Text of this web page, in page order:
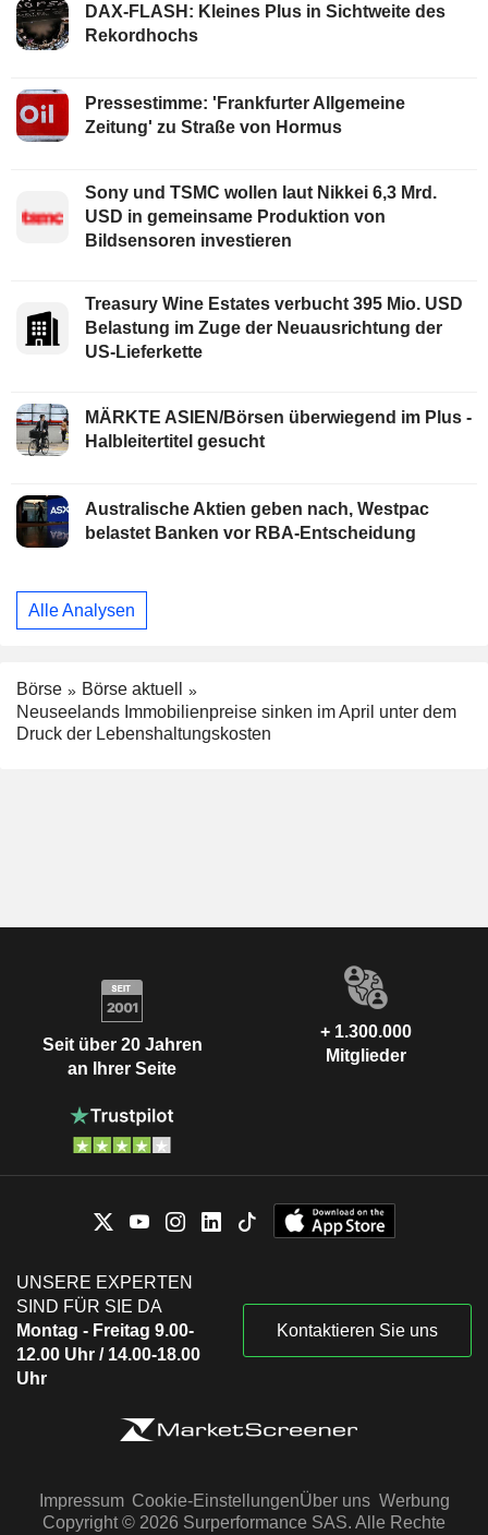
DAX-FLASH: Kleines Plus in Sichtweite des
Rekordhochs
Pressestimme: 'Frankfurter Allgemeine
Zeitung' zu Straße von Hormus
Sony und TSMC wollen laut Nikkei 6,3 Mrd.
USD in gemeinsame Produktion von
Bildsensoren investieren
Treasury Wine Estates verbucht 395 Mio. USD
Belastung im Zuge der Neuausrichtung der
US-Lieferkette
MÄRKTE ASIEN/Börsen überwiegend im Plus -
Halbleitertitel gesucht
Australische Aktien geben nach, Westpac
belastet Banken vor RBA-Entscheidung
Alle Analysen
Börse
Börse aktuell
Neuseelands Immobilienpreise sinken im April unter dem
Druck der Lebenshaltungskosten
Seit über 20 Jahren
an Ihrer Seite
+ 1.300.000
Mitglieder
UNSERE EXPERTEN
SIND FÜR SIE DA
Montag - Freitag 9.00-
12.00 Uhr / 14.00-18.00
Uhr
Kontaktieren Sie uns
Impressum Cookie-EinstellungenÜber uns Werbung
Copyright © 2026 Surperformance SAS. Alle Rechte